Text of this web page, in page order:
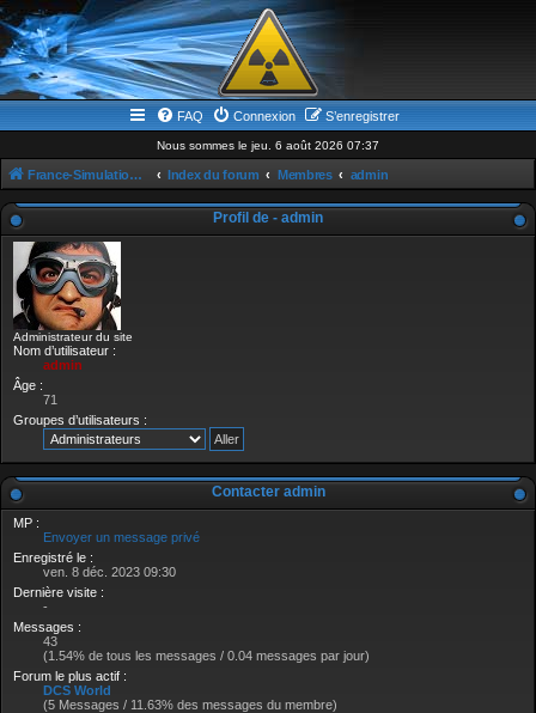
FAQ Connexion S’enregistrer
Nous sommes le jeu. 6 août 2026 07:37
France-Simulation / Simulation-france-magazine.com Index du forum Membres admin
Profil de - admin
Administrateur du site
Nom d’utilisateur :
admin
Âge :
71
Groupes d’utilisateurs :
Contacter admin
MP :
Envoyer un message privé
Enregistré le :
ven. 8 déc. 2023 09:30
Dernière visite :
-
Messages :
43
(1.54% de tous les messages / 0.04 messages par jour)
Forum le plus actif :
DCS World
(5 Messages / 11.63% des messages du membre)